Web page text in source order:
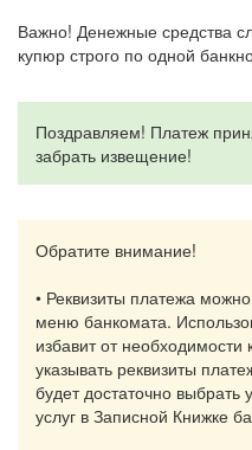
Важно! Денежные средства
купюр строго по одной
Поздравляем! Платеж
забрать извещение!
Обратите внимание!
• Реквизиты платежа можно
меню банкомата.
избавит от необходимости
указывать реквизиты
будет достаточно выбрать
услуг в Записной Книжке